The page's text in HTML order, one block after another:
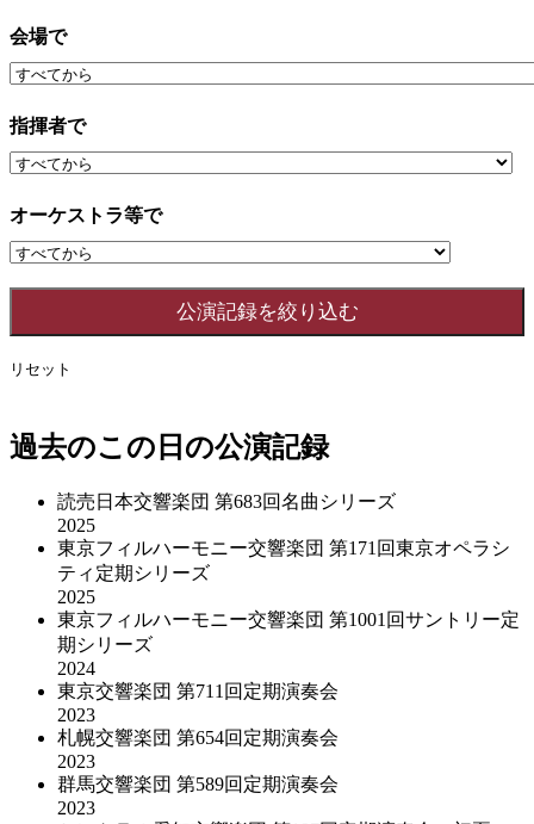
会場で
指揮者で
オーケストラ等で
リセット
過去のこの日の公演記録
読売日本交響楽団 第683回名曲シリーズ
2025
東京フィルハーモニー交響楽団 第171回東京オペラシ
ティ定期シリーズ
2025
東京フィルハーモニー交響楽団 第1001回サントリー定
期シリーズ
2024
東京交響楽団 第711回定期演奏会
2023
札幌交響楽団 第654回定期演奏会
2023
群馬交響楽団 第589回定期演奏会
2023